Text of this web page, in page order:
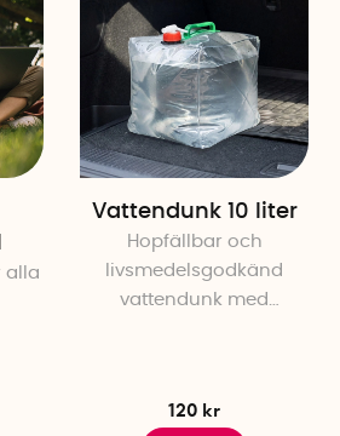
alla
Vattendunk 10 liter
Hopfällbar och
livsmedelsgodkänd
vattendunk med
120 kr